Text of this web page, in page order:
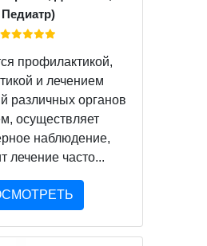
Педиатр)
профилактикой,
и лечением
различных органов
осуществляет
наблюдение,
лечение часто...